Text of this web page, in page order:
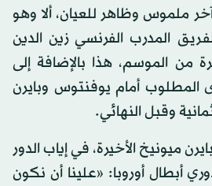
ملموس وظاهر للعيان، ألا وهو
المدرب الفرنسي زين الدين
من الموسم، هذا بالإضافة إلى
أمام يوفنتوس وبايرن
وقبل النهائي.
ميونيخ الأخيرة، في إياب الدور
أبطال أوروبا: «علينا أن نكون